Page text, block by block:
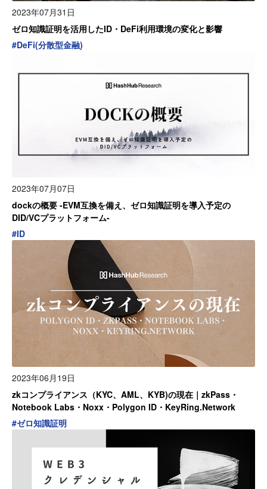
2023年07月31日
ゼロ知識証明を活用したID・DeFi利用環境の変化と影響
#DeFi(分散型金融)
2023年07月07日
dockの概要 -EVM互換を備え、ゼロ知識証明を導入予定の
DID/VCプラットフォーム-
#ID
2023年06月19日
zkコンプライアンス（KYC、AML、KYB)の現在｜zkPass・
Notebook Labs・Noxx・Polygon ID・KeyRing.Network
#ゼロ知識証明